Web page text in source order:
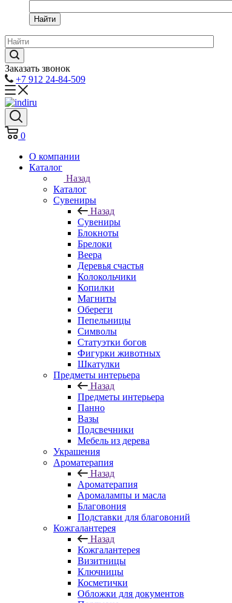
Найти
Заказать звонок
+7 912 24-84-509
0
О компании
Каталог
Назад
Каталог
Сувениры
Назад
Сувениры
Блокноты
Брелоки
Веера
Деревья счастья
Колокольчики
Копилки
Магниты
Обереги
Пепельницы
Символы
Статуэтки богов
Фигурки животных
Шкатулки
Предметы интерьера
Назад
Предметы интерьера
Панно
Вазы
Подсвечники
Мебель из дерева
Украшения
Ароматерапия
Назад
Ароматерапия
Аромалампы и масла
Благовония
Подставки для благовоний
Кожгалантерея
Назад
Кожгалантерея
Визитницы
Ключницы
Косметички
Обложки для документов